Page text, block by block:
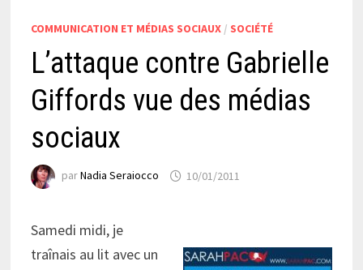
COMMUNICATION ET MÉDIAS SOCIAUX/ SOCIÉTÉ
L’attaque contre Gabrielle
Giffords vue des médias
sociaux
parNadia Seraiocco 10/01/2011
Samedi midi, je
traînais au lit avec un